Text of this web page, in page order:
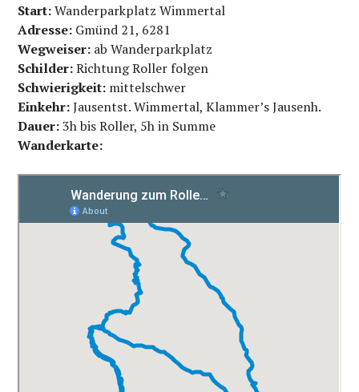
Start:Wanderparkplatz Wimmertal
Adresse: Gmünd 21, 6281
Wegweiser: ab Wanderparkplatz
Schilder:Richtung Roller folgen
Schwierigkeit: mittelschwer
Einkehr:Jausentst. Wimmertal, Klammer’s Jausenh.
Dauer:3h bis Roller, 5h in Summe
Wanderkarte: